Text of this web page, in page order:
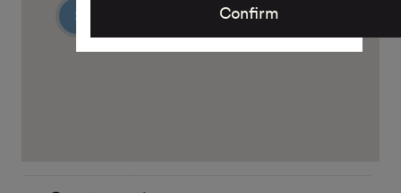
2 Confirm